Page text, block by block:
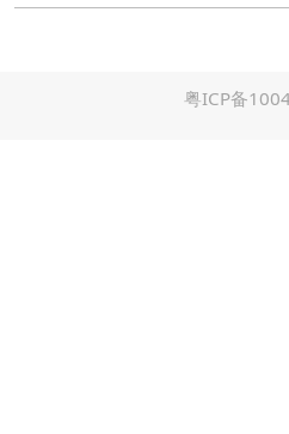
粤ICP备